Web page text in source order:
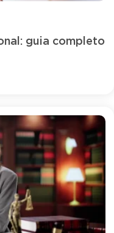
guia completo